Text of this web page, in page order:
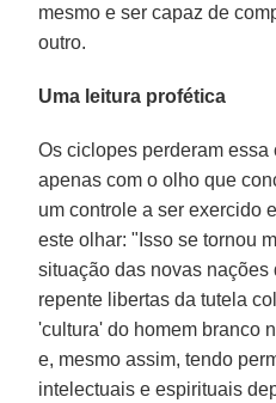
mesmo e ser capaz de
outro.
Uma leitura profética
Os ciclopes perderam
apenas com o olho que
um controle a ser exercido
este olhar: "Isso se tornou
situação das novas nações
repente libertas da tutela
'cultura' do homem branco
e, mesmo assim, tendo
intelectuais e espirituais